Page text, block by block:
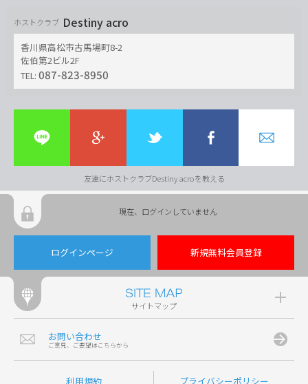
ホストクラブ Destiny acro
香川県高松市古馬場町8-2
佐伯第2ビル2F
TEL: 087-823-8950
友達にホストクラブDestiny acroを教える
現在、ログインしていません
ログインページ 新規無料会員登録
サイトマップ
お問い合わせ
ご意見、ご要望はこちらから
利用規約 プライバシーポリシー